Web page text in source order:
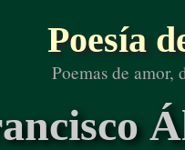
Poesía
Poemas de amor,